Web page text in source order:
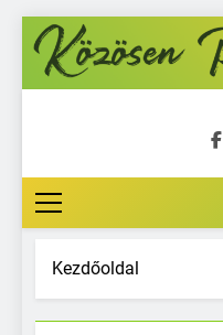
Ugrás
tartalomra
Kezdőoldal